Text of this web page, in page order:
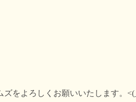
をよろしくお願いいたします。